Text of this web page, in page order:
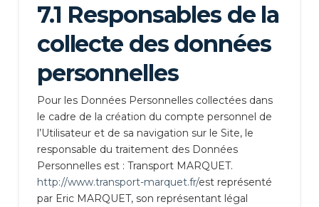
7.1 Responsables de la
collecte des données
personnelles
Pour les Données Personnelles collectées dans
le cadre de la création du compte personnel de
l’Utilisateur et de sa navigation sur le Site, le
responsable du traitement des Données
Personnelles est : Transport MARQUET.
http://www.transport-marquet.fr/est représenté
par Eric MARQUET, son représentant légal